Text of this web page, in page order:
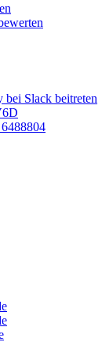
Slack beitreten